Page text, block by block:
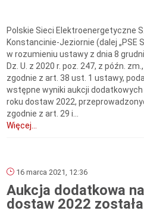
Polskie Sieci Elektroenergetyczne
Konstancinie-Jeziornie (dalej „PSE
w rozumieniu ustawy z dnia 8
Dz. U. z 2020 r. poz. 247, z późn.
zgodnie z art. 38 ust. 1 ustawy,
wstępne wyniki aukcji
roku dostaw 2022,
zgodnie z art. 29 i...
Więcej...
16 marca 2021, 12:36
Aukcja dodatkowa
dostaw 2022